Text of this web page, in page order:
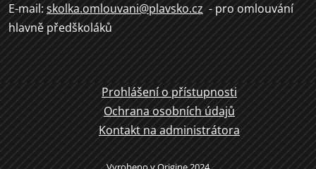
E-mail: skolka.omlouvani@plavsko.cz - pro omlouvání
hlavně předškoláků
Prohlášení o přístupnosti
Ochrana osobních údajů
Kontakt na administrátora